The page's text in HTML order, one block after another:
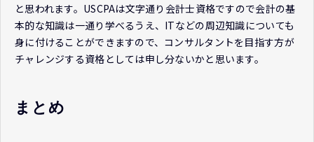
と思われます。USCPAは文字通り会計士資格ですので会計の基
本的な知識は一通り学べるうえ、ITなどの周辺知識についても
身に付けることができますので、コンサルタントを目指す方が
チャレンジする資格としては申し分ないかと思います。
まとめ